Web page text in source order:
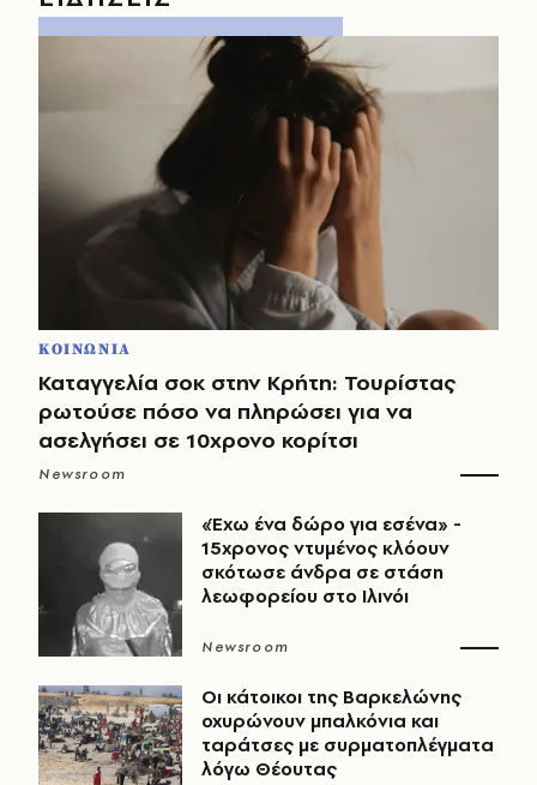
ΚΟΙΝΩΝΙΑ
Καταγγελία σοκ στην Κρήτη: Τουρίστας
ρωτούσε πόσο να πληρώσει για να
ασελγήσει σε 10χρονο κορίτσι
Newsroom
«Έχω ένα δώρο για εσένα» -
15χρονος ντυμένος κλόουν
σκότωσε άνδρα σε στάση
λεωφορείου στο Ιλινόι
Newsroom
Οι κάτοικοι της Βαρκελώνης
οχυρώνουν μπαλκόνια και
ταράτσες με συρματοπλέγματα
λόγω Θέουτας